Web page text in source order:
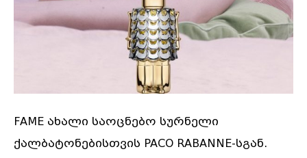
FAME ახალი საოცნებო სურნელი
ქალბატონებისთვის PACO RABANNE-სგან.